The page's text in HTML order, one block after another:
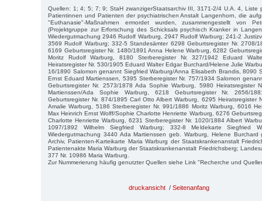
Quellen: 1; 4; 5; 7; 9; StaH zwanzigerStaatsarchiv III, 3171-2/4 U.A. 4, Liste
Patientinnen und Patienten der psychiatrischen Anstalt Langenhorn, die
"Euthanasie"-Maßnahmen ermordet wurden, zusammengestellt von
(Projektgruppe zur Erforschung des Schicksals psychisch Kranker in
Wiedergutmachung 2946 Rudolf Warburg, 2947 Rudolf Warburg; 241-2
3569 Rudolf Warburg; 332-5 Standesämter 6298 Geburtsregister Nr. 2708/
6169 Geburtsregister Nr. 1480/1891 Anna Helene Warburg, 6282
Moritz Rudolf Warburg, 8180 Sterberegister Nr. 327/1942 Eduard
Heiratsregister Nr. 530/1905 Eduard Walter Edgar Burchard/Helene Julie
16/1890 Salomon genannt Siegfried Warburg/Anna Elisabeth Brandis, 8090
Ernst Eduard Martienssen, 5395 Sterberegister Nr. 757/1934 Salomon
Geburtsregister Nr. 2573/1878 Ada Sophie Warburg, 5980 Heiratsregister
Martienssen/Ada Sophie Warburg, 6218 Geburtsregister Nr. 2656/
Geburtsregister Nr. 874/1895 Carl Otto Albert Warburg, 6295 Heiratsregister
Amalie Warburg, 5186 Sterberegister Nr. 991/1886 Moritz Warburg, 6016
Max Heinrich Ernst Wolff/Sophie Charlotte Henriette Warburg, 6276
Charlotte Henriette Warburg, 6231 Sterberegister Nr. 1020/1884 Albert
1097/1892 Wilhelm Siegfried Warburg; 332-8 Meldekarte Siegfried
Wiedergutmachung 3440 Ada Martienssen geb. Warburg, Helene Burchard
Archiv, Patienten-Karteikarte Maria Warburg der Staatskrankenanstalt
Patientenakte Maria Warburg der Staatskrankenanstalt Friedrichsberg;
377 Nr. 10986 Maria Warburg.
Zur Nummerierung häufig genutzter Quellen siehe Link "Recherche und
druckansicht / Seitenanfang